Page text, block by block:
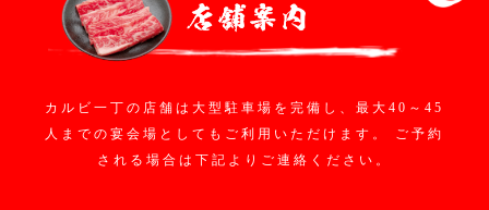
カルビ一丁の店舗は大型駐車場を完備し、最大40～45
人までの宴会場としてもご利用いただけます。
ご予約
される場合は下記よりご連絡ください。